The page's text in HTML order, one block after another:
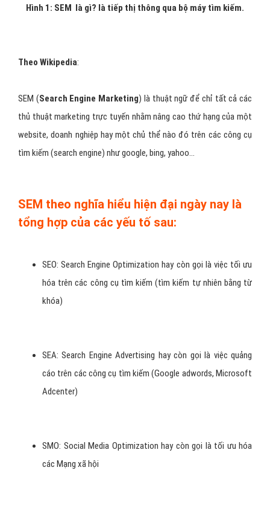
Hình 1: SEM là gì? là tiếp thị thông qua bộ máy tìm kiếm.
SEM (Search Engine Marketing) là thuật ngữ để chỉ tất cả các
thủ thuật marketing trực tuyến nhằm nâng cao thứ hạng của một
SEM theo nghĩa hiểu hiện đại ngày nay là
SEO: Search Engine Optimization hay còn gọi là việc tối ưu
hóa trên các công cụ tìm kiếm (tìm kiếm tự nhiên bằng từ
SEA: Search Engine Advertising hay còn gọi là việc quảng